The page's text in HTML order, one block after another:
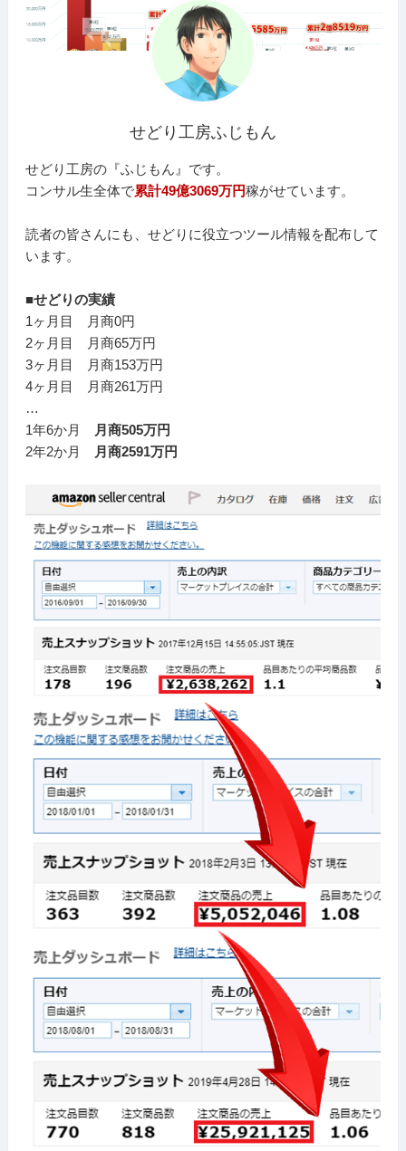
せどり工房ふじもん
せどり工房の『ふじもん』です。
コンサル生全体で累計49億3069万円稼がせています。
読者の皆さんにも、せどりに役立つツール情報を配布して
います。
■せどりの実績
1ヶ月目 月商0円
2ヶ月目 月商65万円
3ヶ月目 月商153万円
4ヶ月目 月商261万円
…
1年6か月
月商505万円
2年2か月
月商2591万円